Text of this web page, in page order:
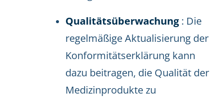
Qualitätsüberwachung : Die
regelmäßige Aktualisierung der
Konformitätserklärung kann
dazu beitragen, die Qualität der
Medizinprodukte zu